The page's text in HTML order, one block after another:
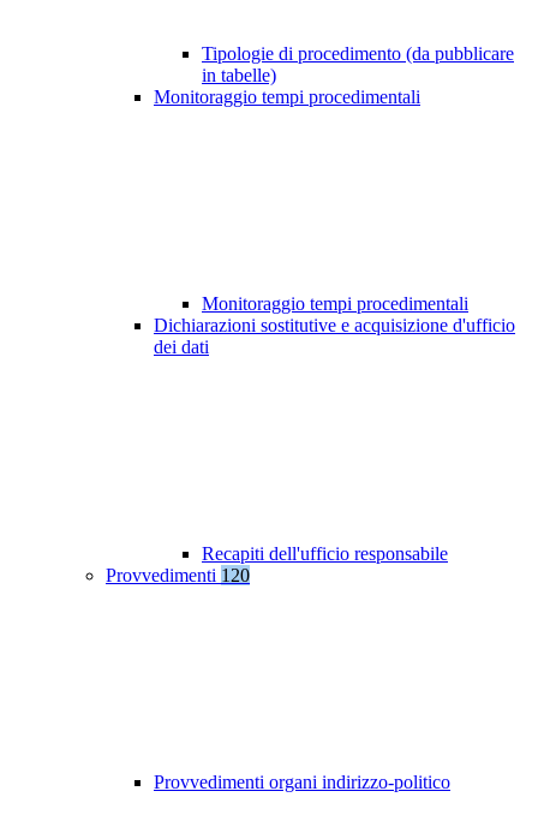
Tipologie di procedimento (da pubblicare
in tabelle)
Monitoraggio tempi procedimentali
Monitoraggio tempi procedimentali
Dichiarazioni sostitutive e acquisizione d'ufficio
dei dati
Recapiti dell'ufficio responsabile
Provvedimenti 120
Provvedimenti organi indirizzo-politico